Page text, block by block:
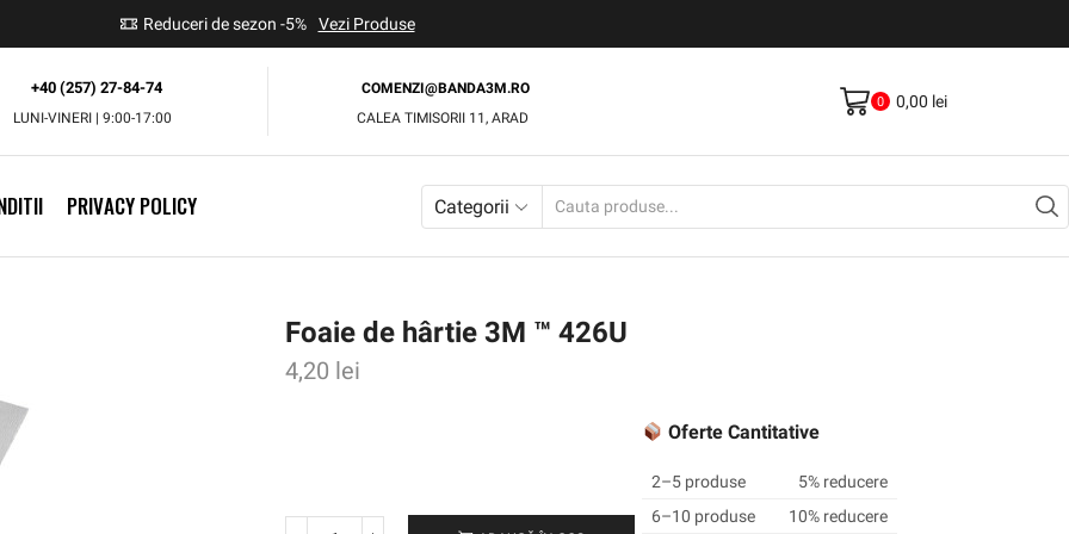
Reduceri de sezon -5% Vezi Produse
+40 (257) 27-84-74
LUNI-VINERI | 9:00-17:00
COMENZI@BANDA3M.RO
CALEA TIMISORII 11, ARAD
0 0,00 lei
PRIVACY POLICY Categorii
Foaie de hârtie 3M ™ 426U
4,20 lei
Oferte Cantitative
2–5 produse
5% reducere
6–10 produse
10% reducere